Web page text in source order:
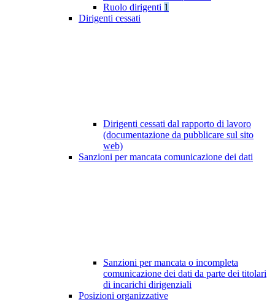
Ruolo dirigenti 1
Dirigenti cessati
Dirigenti cessati dal rapporto di lavoro
(documentazione da pubblicare sul sito
web)
Sanzioni per mancata comunicazione dei dati
Sanzioni per mancata o incompleta
comunicazione dei dati da parte dei titolari
di incarichi dirigenziali
Posizioni organizzative